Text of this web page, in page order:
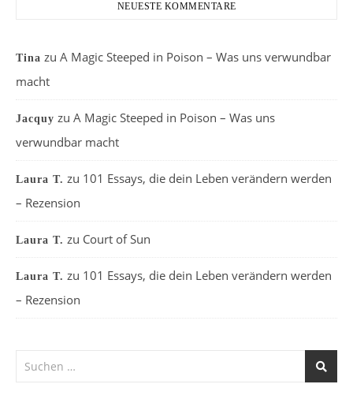
NEUESTE KOMMENTARE
Tina zu A Magic Steeped in Poison – Was uns verwundbar
macht
Jacquy zu A Magic Steeped in Poison – Was uns
verwundbar macht
Laura T. zu 101 Essays, die dein Leben verändern werden
– Rezension
Laura T. zu Court of Sun
Laura T. zu 101 Essays, die dein Leben verändern werden
– Rezension